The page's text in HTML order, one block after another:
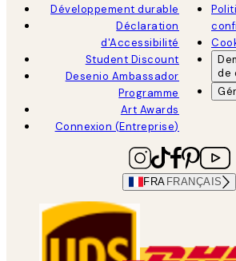
Développement durable
Déclaration
d'Accessibilité
Student Discount
Desenio Ambassador
Programme
Art Awards
Connexion (Entreprise)
de
FRA FRANÇAIS